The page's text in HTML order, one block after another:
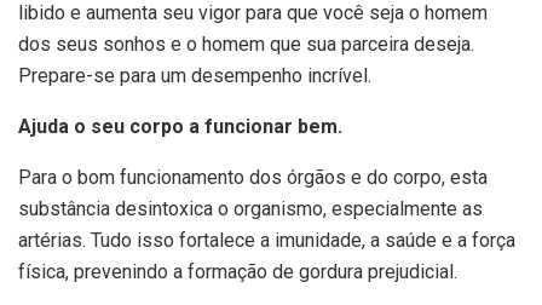
libido e aumenta seu vigor para que você seja o homem
dos seus sonhos e o homem que sua parceira deseja.
Prepare-se para um desempenho incrível.
Ajuda o seu corpo a funcionar bem.
Para o bom funcionamento dos órgãos e do corpo, esta
substância desintoxica o organismo, especialmente as
artérias. Tudo isso fortalece a imunidade, a saúde e a força
física, prevenindo a formação de gordura prejudicial.